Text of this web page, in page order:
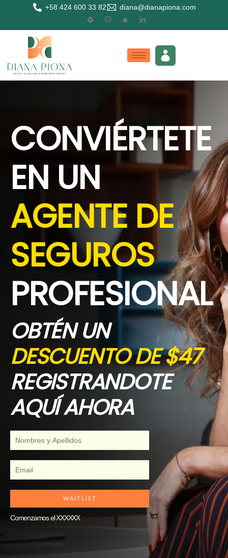
+58 424 600 33 82 diana@dianapiona.com
CONVIÉRTETE
EN UN
AGENTE DE
SEGUROS
PROFESIONAL
OBTÉN UN
DESCUENTO DE $47
REGISTRANDOTE
AQUÍ AHORA
WAITLIST
Comenzamos el XXXXXX